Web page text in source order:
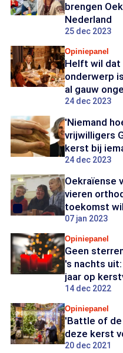
brengen
Nederland
25 dec 2023
Opiniepanel
Helft wil dat
onderwerp
al gauw
24 dec 2023
'Niemand
vrijwilligers
kerst bij
24 dec 2023
Oekraïense
vieren
toekomst
07 jan 2023
Opiniepanel
Geen
's nachts
jaar op
14 dec 2022
Opiniepanel
'Battle of de
deze kerst
20 dec 2021